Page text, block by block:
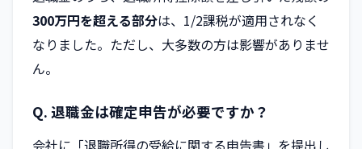
300万円を超える部分は、1/2課税が適用されなく
なりました。ただし、大多数の方は影響がありませ
ん。
Q. 退職金は確定申告が必要ですか？
会社に「退職所得の受給に関する申告書」を提出し